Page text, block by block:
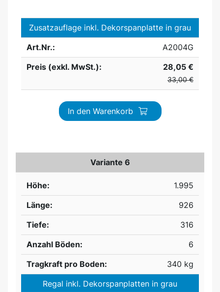
Zusatzauflage inkl. Dekorspanplatte in grau
Art.Nr.:
A2004G
Preis (exkl. MwSt.):
28,05 €
33,00 €
In den Warenkorb
Variante 6
Höhe:
1.995
Länge:
926
Tiefe:
316
Anzahl Böden:
6
Tragkraft pro Boden:
340 kg
Regal inkl. Dekorspanplatten in grau